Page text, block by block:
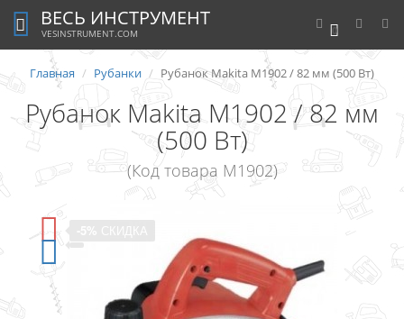
0
ВЕСЬ ИНСТРУМЕНТ
VESINSTRUMENT.COM
Главная Рубанки Рубанок Makita M1902 / 82 мм (500 Вт)
Рубанок Makita M1902 / 82 мм
(500 Вт)
(Код товара M1902)
СКИДКА